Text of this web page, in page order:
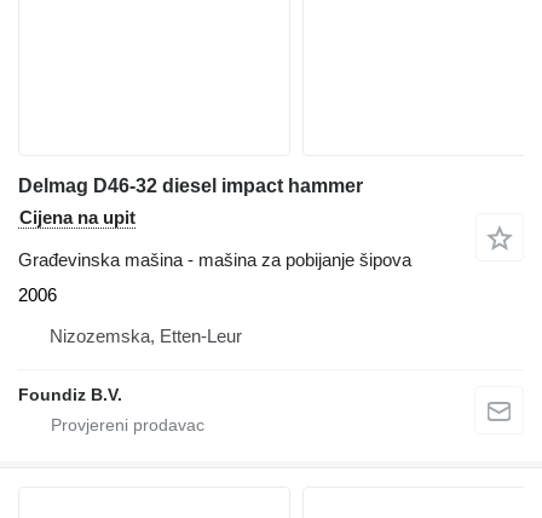
Delmag D46-32 diesel impact hammer
Cijena na upit
Građevinska mašina - mašina za pobijanje šipova
2006
Nizozemska, Etten-Leur
Foundiz B.V.